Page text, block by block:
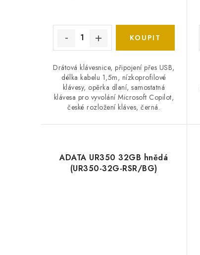
Drátová klávesnice, připojení přes USB,
délka kabelu 1,5m, nízkoprofilové
klávesy, opěrka dlaní, samostatná
klávesa pro vyvolání Microsoft Copilot,
české rozložení kláves, černá.
ADATA UR350 32GB hnědá
(UR350-32G-RSR/BG)